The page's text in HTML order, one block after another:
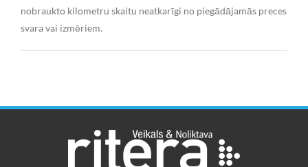
nobraukto kilometru skaitu neatkarīgi no piegādājamās preces
svara vai izmēriem.